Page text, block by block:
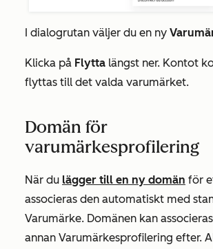
I dialogrutan väljer du en ny
Klicka på Flytta längst ner. Kontot
flyttas till det valda varumärket.
Domän för
varumärkesprofilering
När du lägger till en ny domän för
associeras den automatiskt med
Varumärke. Domänen kan
annan Varumärkesprofilering efter.